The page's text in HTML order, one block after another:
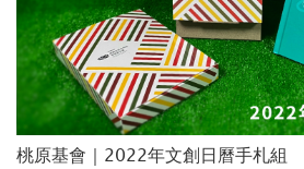
桃原基會｜2022年文創日曆手札組